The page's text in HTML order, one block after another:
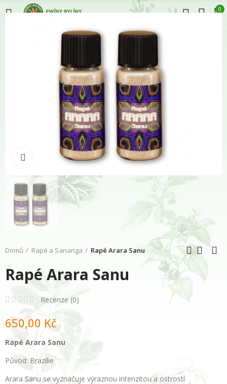
0
Klikněte pro zvětšení
Domů Rapé a Sananga Rapé Arara Sanu
Rapé Arara Sanu
Recenze (0)
650,00 Kč
Rapé Arara Sanu
Původ: Brazílie
Arara Sanu se vyznačuje výraznou intenzitou a ostrostí